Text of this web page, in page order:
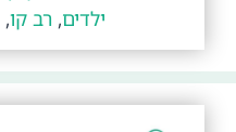
ילדים, רב קו,